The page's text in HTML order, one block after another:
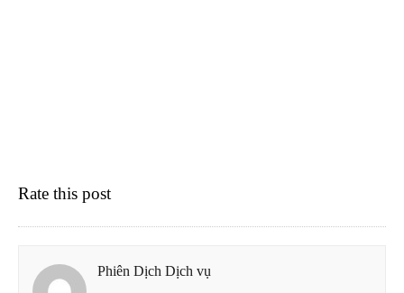
Rate this post
Phiên Dịch Dịch vụ